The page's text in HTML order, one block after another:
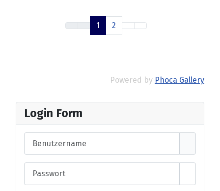
1 2
Powered by Phoca Gallery
Login Form